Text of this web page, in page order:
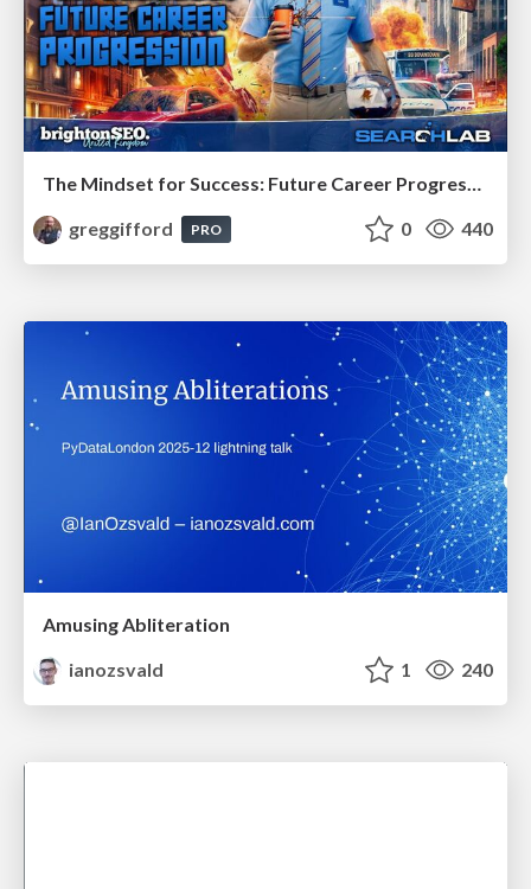
greggifford
PRO 0 440
Amusing Abliteration
ianozsvald
1 240